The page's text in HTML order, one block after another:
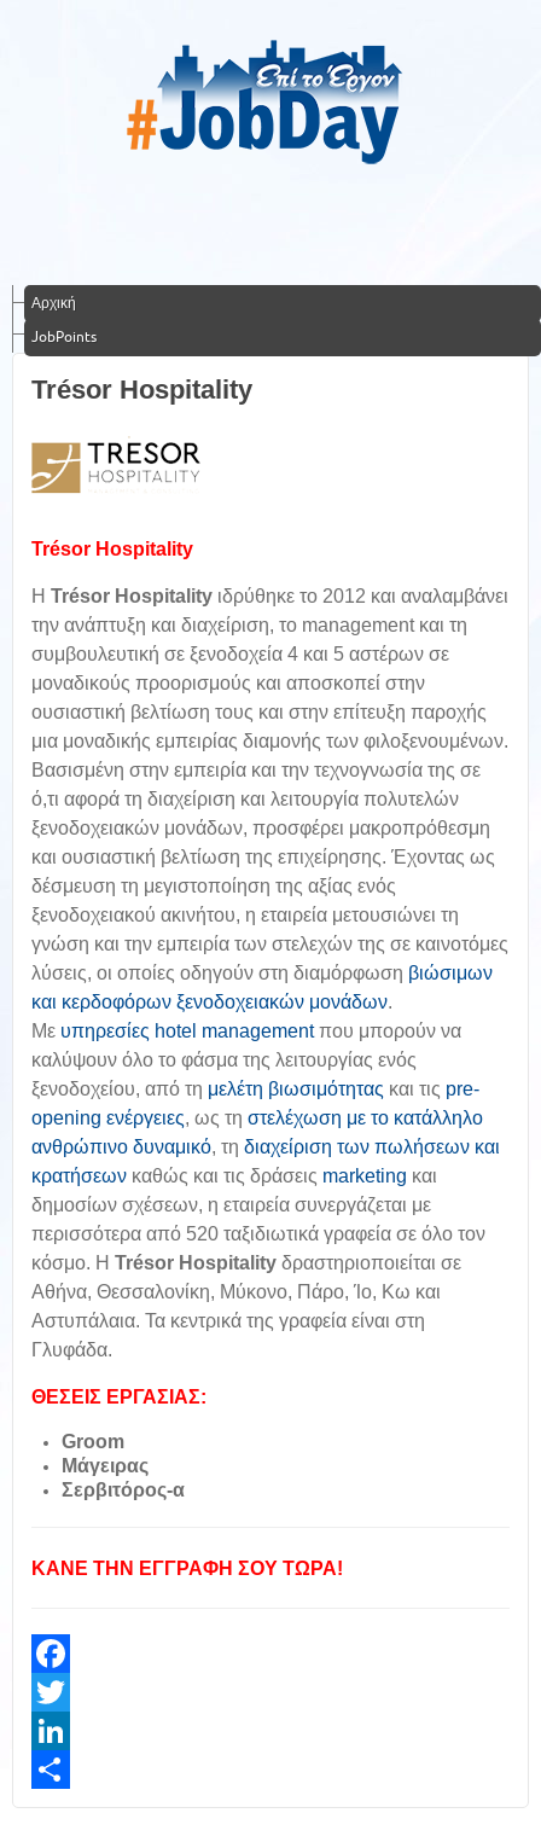
Αρχική
JobPoints
Trésor Hospitality
Trésor Hospitality
Η Trésor Hospitality ιδρύθηκε το 2012 και αναλαμβάνει
την ανάπτυξη και διαχείριση, το management και τη
συμβουλευτική σε ξενοδοχεία 4 και 5 αστέρων σε
μοναδικούς προορισμούς και αποσκοπεί στην
ουσιαστική βελτίωση τους και στην επίτευξη παροχής
μια μοναδικής εμπειρίας διαμονής των φιλοξενουμένων.
Βασισμένη στην εμπειρία και την τεχνογνωσία της σε
ό,τι αφορά τη διαχείριση και λειτουργία πολυτελών
ξενοδοχειακών μονάδων, προσφέρει μακροπρόθεσμη
και ουσιαστική βελτίωση της επιχείρησης. Έχοντας ως
δέσμευση τη μεγιστοποίηση της αξίας ενός
ξενοδοχειακού ακινήτου, η εταιρεία μετουσιώνει τη
γνώση και την εμπειρία των στελεχών της σε καινοτόμες
λύσεις, οι οποίες οδηγούν στη διαμόρφωση βιώσιμων
και κερδοφόρων ξενοδοχειακών μονάδων.
Με υπηρεσίες hotel managementπου μπορούν να
καλύψουν όλο το φάσμα της λειτουργίας ενός
ξενοδοχείου, από τη μελέτη βιωσιμότητας και τις pre-
opening ενέργειες, ως τη στελέχωση με το κατάλληλο
ανθρώπινο δυναμικό, τη διαχείριση των πωλήσεων και
κρατήσεων καθώς και τις δράσεις marketing και
δημοσίων σχέσεων, η εταιρεία συνεργάζεται με
περισσότερα από 520 ταξιδιωτικά γραφεία σε όλο τον
κόσμο. Η Trésor Hospitality δραστηριοποιείται σε
Αθήνα, Θεσσαλονίκη, Μύκονο, Πάρο, Ίο, Κω και
Αστυπάλαια. Τα κεντρικά της γραφεία είναι στη
Γλυφάδα.
ΘΕΣΕΙΣ ΕΡΓΑΣΙΑΣ:
Groom
Μάγειρας
Σερβιτόρος-α
ΚΑΝΕ ΤΗΝ ΕΓΓΡΑΦΗ ΣΟΥ ΤΩΡΑ!
Facebook
Twitter
LinkedIn
Share